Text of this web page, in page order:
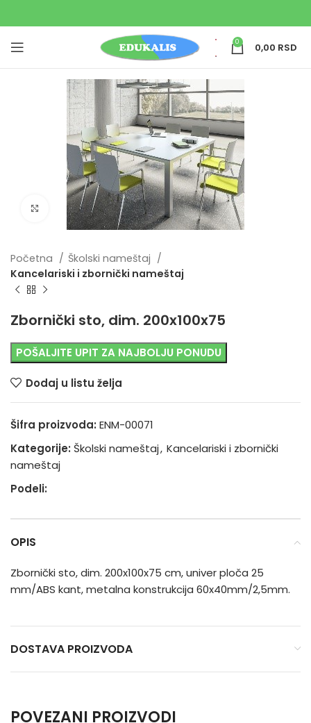
0 0,00 RSD
Uvećaj sliku
Početna
Školski nameštaj
Kancelariski i zbornički nameštaj
Zbornički sto, dim. 200x100x75
POŠALJITE UPIT ZA NAJBOLJU PONUDU
Dodaj u listu želja
Šifra proizvoda: ENM-00071
Kategorije: Školski nameštaj, Kancelariski i zbornički
nameštaj
Podeli:
OPIS
Zbornički sto, dim. 200x100x75 cm, univer ploča 25
mm/ABS kant, metalna konstrukcija 60x40mm/2,5mm.
DOSTAVA PROIZVODA
POVEZANI PROIZVODI